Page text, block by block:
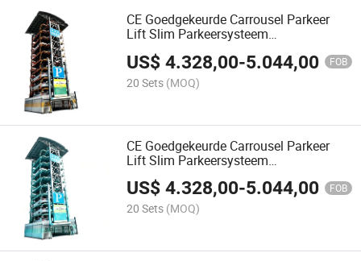
CE Goedgekeurde Carrousel Parkeer
Lift Slim Parkeersysteem
Auto Parkeersysteem Rotatiesysteem
voor Parkeergarages
US$4.328,00-5.044,00 FOB
20 Sets (MOQ)
CE Goedgekeurde Carrousel Parkeer
Lift Slim Parkeersysteem
Parkeersoplossing Parkeermateriaal
Auto Parkeersysteem Rotatiesysteem
voor Ziekenhuizen
US$4.328,00-5.044,00 FOB
20 Sets (MOQ)